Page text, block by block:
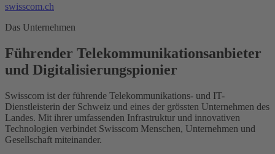
swisscom.ch
Das Unternehmen
Führender Telekommunikationsanbieter
und Digitalisierungspionier
Swisscom ist der führende Telekommunikations- und IT-
Dienstleisterin der Schweiz und eines der grössten Unternehmen des
Landes. Mit ihrer umfassenden Infrastruktur und innovativen
Technologien verbindet Swisscom Menschen, Unternehmen und
Gesellschaft miteinander.